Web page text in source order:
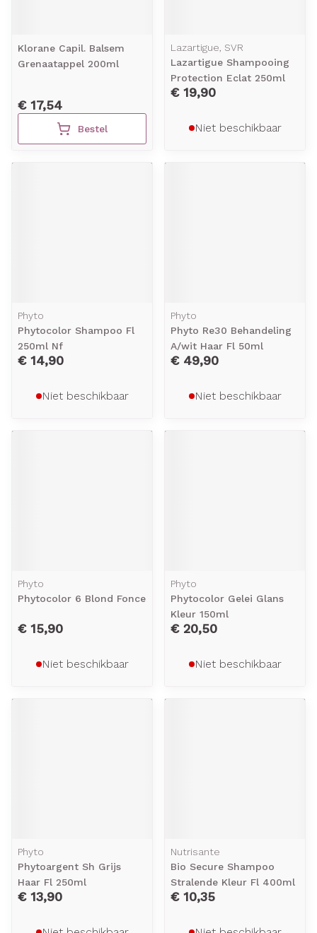
Klorane Capil. Balsem
Grenaatappel 200ml
€ 17,54
Bestel
Lazartigue, SVR
Lazartigue Shampooing
Protection Eclat 250ml
€ 19,90
Niet beschikbaar
Phyto
Phytocolor Shampoo Fl
250ml Nf
€ 14,90
Niet beschikbaar
Phyto
Phyto Re30 Behandeling
A/wit Haar Fl 50ml
€ 49,90
Niet beschikbaar
Phyto
Phytocolor 6 Blond Fonce
€ 15,90
Niet beschikbaar
Phyto
Phytocolor Gelei Glans
Kleur 150ml
€ 20,50
Niet beschikbaar
Phyto
Phytoargent Sh Grijs
Haar Fl 250ml
€ 13,90
Nutrisante
Bio Secure Shampoo
Stralende Kleur Fl 400ml
€ 10,35